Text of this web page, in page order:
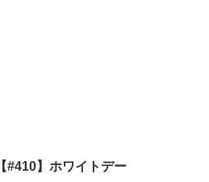
【#410】ホワイトデー